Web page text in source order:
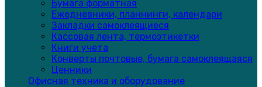
Бумага форматная
Ежедневники, планнинги, календари
Закладки самоклеящиеся
Кассовая лента, термоэтикетки
Книги учета
Конверты почтовые, бумага самоклеящаяся
Ценники
Офисная техника и оборудование